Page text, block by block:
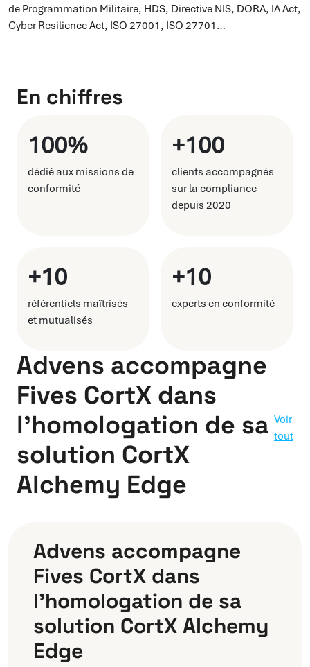
de Programmation Militaire, HDS, Directive NIS, DORA, IA Act,
Cyber Resilience Act, ISO 27001, ISO 27701…
En chiffres
100%
dédié aux missions de
conformité
+100
clients accompagnés
sur la compliance
depuis 2020
+10
référentiels maîtrisés
et mutualisés
+10
experts en conformité
Advens accompagne
Fives CortX dans
l’homologation de sa
solution CortX
Alchemy Edge
Voir
tout
Advens accompagne
Fives CortX dans
l’homologation de sa
solution CortX Alchemy
Edge